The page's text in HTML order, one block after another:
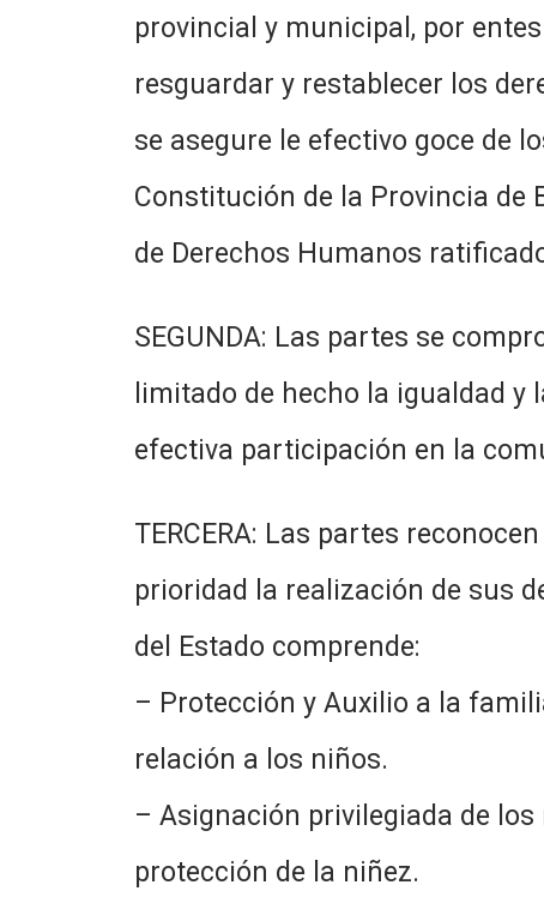
provincial y municipal, por
resguardar y restablecer los
se asegure le efectivo goce de
Constitución de la Provincia de
de Derechos Humanos
SEGUNDA: Las partes se
limitado de hecho la igualdad
efectiva participación en
TERCERA: Las partes
prioridad la realización de sus
del Estado comprende:
– Protección y Auxilio a la
relación a los niños.
– Asignación privilegiada de
protección de la niñez.